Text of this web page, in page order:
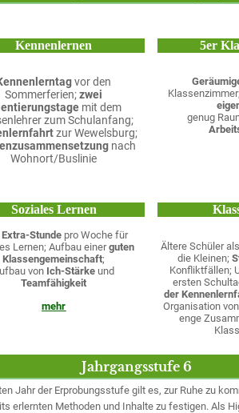
Kennenlernen
vor den
Sommerferien;zwei
mit dem
zum Schulanfang;
zur Wewelsburg;
nach
Wohnort/Buslinie
5er
genug
Soziales Lernen
Extra-Stundepro Woche für
Lernen; Aufbau einerguten
Klassengemeinschaft;
von Ich-Stärke und
Teamfähigkeit
mehr
Ältere Schüler
die Kleinen;
Konfliktfällen;
ersten
der
Organisation von
enge
Jahrgangsstufe 6
Jahr der Erprobungsstufe gilt es, zur Ruhe zu
erlernten Methoden und Inhalte zu festigen. Als